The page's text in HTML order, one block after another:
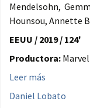
Mendelsohn,
Hounsou, Annette
EEUU / 2019 / 124'
Productora:
Leer más
Daniel Lobato